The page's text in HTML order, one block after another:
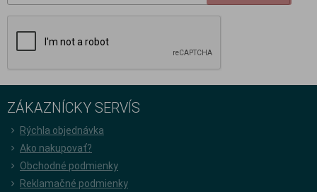
ZÁKAZNÍCKY SERVÍS
Rýchla objednávka
Ako nakupovať?
Obchodné podmienky
Reklamačné podmienky